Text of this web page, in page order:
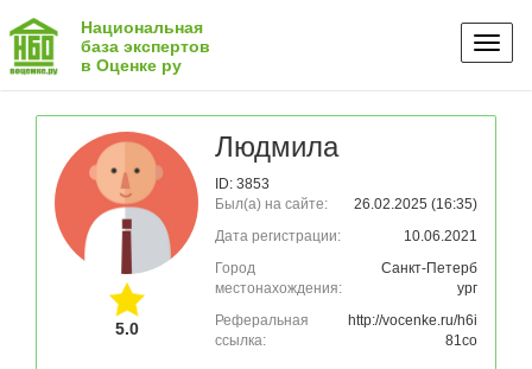
Национальная
база экспертов
в Оценке ру
5.0
Людмила
ID: 3853
Был(а) на сайте:
26.02.2025 (16:35)
Дата регистрации:
10.06.2021
Город
местонахождения:
Санкт-Петерб
ург
Реферальная
ссылка:
http://vocenke.ru/h6i
81co